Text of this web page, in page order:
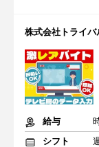
株式会社トライ
給与
シフト